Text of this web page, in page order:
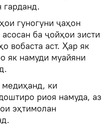
гарданд.
гуногуни ҷаҳон
ба ҷойҳои зисти
вобаста аст. Ҳар як
як намуди муайяни
медиҳанд, ки
риоя намуда, аз
эҳтимолан